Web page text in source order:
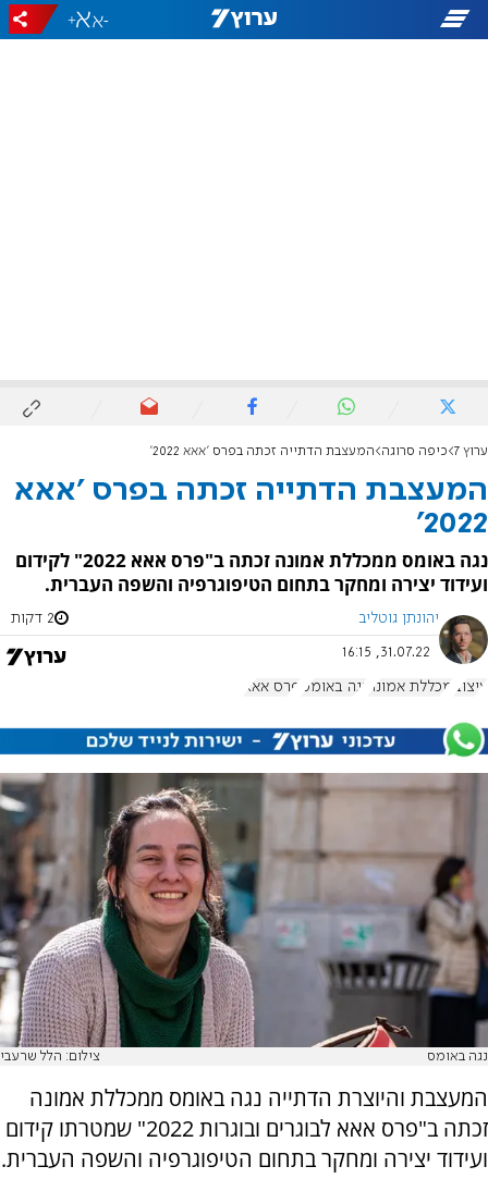
-
+
ערוץ 7 כיפה סרוגה המעצבת הדתייה זכתה בפרס 'אאא 2022'
המעצבת הדתייה זכתה בפרס 'אאא
2022'
נגה באומס ממכללת אמונה זכתה ב"פרס אאא 2022" לקידום
ועידוד יצירה ומחקר בתחום הטיפוגרפיה והשפה העברית.
יהונתן גוטליב 2 דקות
31.07.22, 16:15
עיצוב מכללת אמונה נגה באומס פרס אאא
נגה באומס צילום: הלל שרעבי
המעצבת והיוצרת הדתייה נגה באומס ממכללת אמונה
זכתה ב"פרס אאא לבוגרים ובוגרות 2022" שמטרתו קידום
ועידוד יצירה ומחקר בתחום הטיפוגרפיה והשפה העברית.